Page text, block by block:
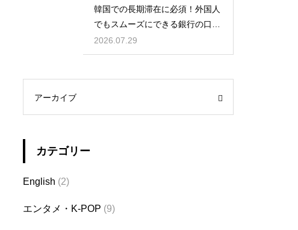
韓国での長期滞在に必須！外国人
でもスムーズにできる銀行の口座
開設
2026.07.29
アーカイブ
カテゴリー
English (2)
エンタメ・K-POP (9)